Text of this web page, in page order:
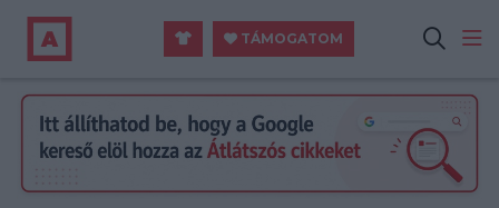
TÁMOGATOM